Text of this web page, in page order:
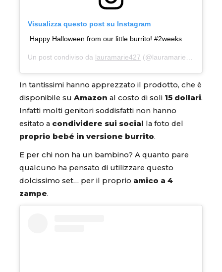
Visualizza questo post su Instagram
Happy Halloween from our little burrito! #2weeks
Un post condiviso da lauramarie427 (@lauramarie427) in data:
In tantissimi hanno apprezzato il prodotto, che è
disponibile su Amazon al costo di soli 15 dollari.
Infatti molti genitori soddisfatti non hanno
esitato a condividere sui social la foto del
proprio bebé in versione burrito.
E per chi non ha un bambino? A quanto pare
qualcuno ha pensato di utilizzare questo
dolcissimo set… per il proprio amico a 4
zampe.